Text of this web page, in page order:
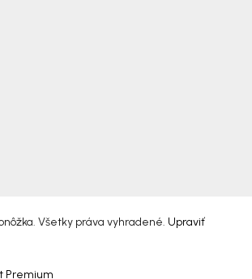
Premium
. Všetky práva vyhradené. Upraviť